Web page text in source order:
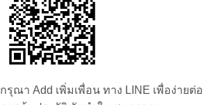
กรุณา Add เพิ่มเพื่อน ทาง LINE เพื่อง่ายต่อ